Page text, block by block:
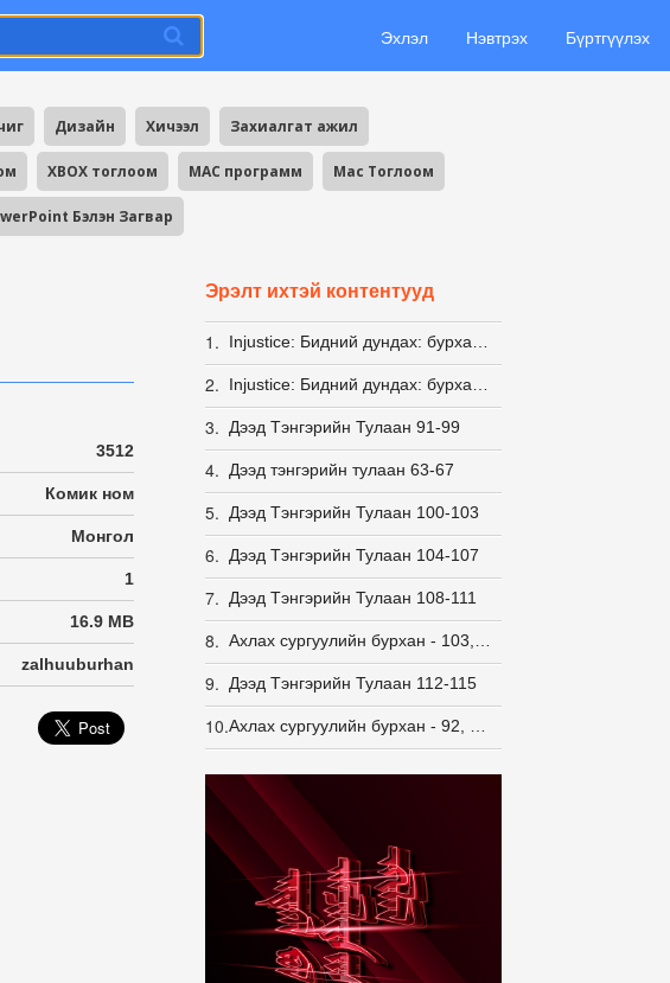
Эхлэл Нэвтрэх Бүртгүүлэх
Дизайн Хичээл Захиалгат ажил
XBOX тоглоом MAC программ Mac Тоглоом
Бэлэн Загвар
3512
Комик ном
Монгол
1
16.9 MB
zalhuuburhan
Эрэлт ихтэй контентууд
1.
2.
3. Дээд Тэнгэрийн Тулаан 91-99
4. Дээд тэнгэрийн тулаан 63-67
5. Дээд Тэнгэрийн Тулаан 100-103
6. Дээд Тэнгэрийн Тулаан 104-107
7. Дээд Тэнгэрийн Тулаан 108-111
8.
9. Дээд Тэнгэрийн Тулаан 112-115
10.